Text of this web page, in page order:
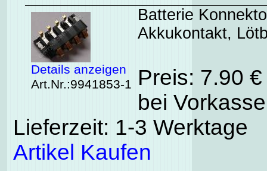
Details anzeigen
Art.Nr.:9941853-1
Batterie
Akkukontakt,
Preis: 7.90
bei
Lieferzeit: 1-3 Werktage
Artikel Kaufen